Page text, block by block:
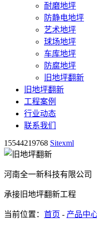
耐磨地坪
防静电地坪
艺术地坪
球场地坪
车库地坪
防腐地坪
旧地坪翻新
旧地坪翻新
工程案例
行业动态
联系我们
15544219768 Sitexml
河南全一新科技有限公司
承接旧地坪翻新工程
当前位置： 首页 - 产品中